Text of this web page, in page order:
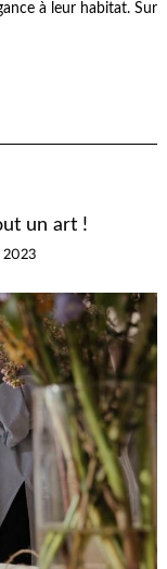
à leur habitat. Sur
un art !
2023